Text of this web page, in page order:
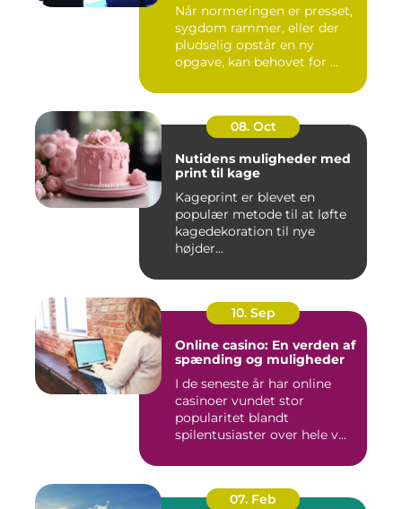
Når normeringen er presset,
sygdom rammer, eller der
pludselig opstår en ny
opgave, kan behovet for ...
08. Oct
Nutidens muligheder med
print til kage
Kageprint er blevet en
populær metode til at løfte
kagedekoration til nye
højder...
10. Sep
Online casino: En verden af
spænding og muligheder
I de seneste år har online
casinoer vundet stor
popularitet blandt
spilentusiaster over hele v...
07. Feb